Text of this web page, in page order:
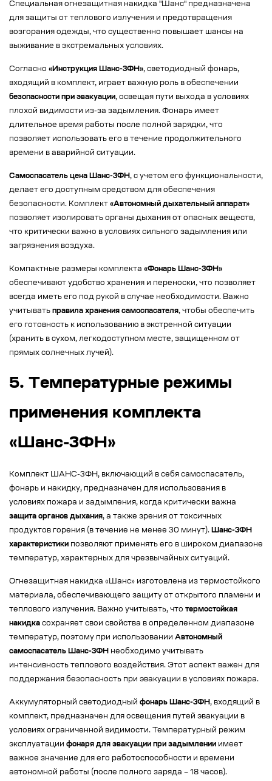
Специальная огнезащитная накидка "Шанс" предназначена
для защиты от теплового излучения и предотвращения
возгорания одежды, что существенно повышает шансы на
выживание в экстремальных условиях.
Согласно «Инструкция Шанс-3ФН», светодиодный фонарь,
входящий в комплект, играет важную роль в обеспечении
безопасности при эвакуации, освещая пути выхода в условиях
плохой видимости из-за задымления. Фонарь имеет
длительное время работы после полной зарядки, что
позволяет использовать его в течение продолжительного
времени в аварийной ситуации.
Самоспасатель цена Шанс-3ФН, с учетом его функциональности,
делает его доступным средством для обеспечения
безопасности. Комплект «Автономный дыхательный аппарат»
позволяет изолировать органы дыхания от опасных веществ,
что критически важно в условиях сильного задымления или
загрязнения воздуха.
Компактные размеры комплекта «Фонарь Шанс-3ФН»
обеспечивают удобство хранения и переноски, что позволяет
всегда иметь его под рукой в случае необходимости. Важно
учитывать правила хранения самоспасателя, чтобы обеспечить
его готовность к использованию в экстренной ситуации
(хранить в сухом, легкодоступном месте, защищенном от
прямых солнечных лучей).
5. Tемпературные режимы
применения комплекта
«Шанс-3ФН»
Комплект ШАНС-3ФН, включающий в себя самоспасатель,
фонарь и накидку, предназначен для использования в
условиях пожара и задымления, когда критически важна
защита органов дыхания, а также зрения от токсичных
продуктов горения (в течение не менее 30 минут). Шанс-3ФН
характеристики позволяют применять его в широком диапазоне
температур, характерных для чрезвычайных ситуаций.
Огнезащитная накидка «Шанс» изготовлена из термостойкого
материала, обеспечивающего защиту от открытого пламени и
теплового излучения. Важно учитывать, что термостойкая
накидка сохраняет свои свойства в определенном диапазоне
температур, поэтому при использовании Автономный
самоспасатель Шанс-3ФН необходимо учитывать
интенсивность теплового воздействия. Этот аспект важен для
поддержания безопасность при эвакуации в условиях пожара.
Аккумуляторный светодиодный фонарь Шанс-3ФН, входящий в
комплект, предназначен для освещения путей эвакуации в
условиях ограниченной видимости. Температурный режим
эксплуатации фонаря для эвакуации при задымлении имеет
важное значение для его работоспособности и времени
автономной работы (после полного заряда – 18 часов).